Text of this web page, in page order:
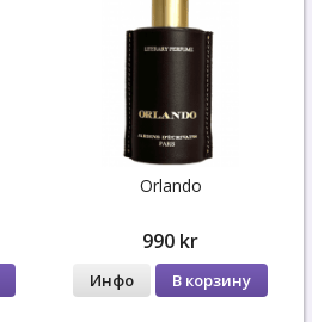
Orlando
990 kr
Инфо В корзину